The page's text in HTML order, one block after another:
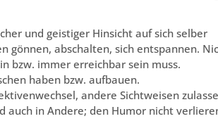
und geistiger Hinsicht auf sich selber
gönnen, abschalten, sich entspannen.
bzw. immer erreichbar sein muss.
haben bzw. aufbauen.
andere Sichtweisen
auch in Andere; den Humor nicht